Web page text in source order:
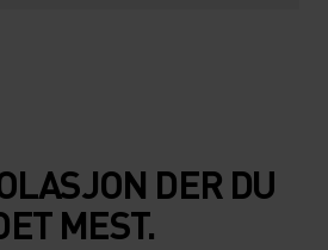
DER DU
MEST.